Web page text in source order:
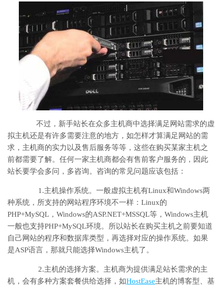
不过，新手站长在众多主机商中选择满足网站需求的虚
拟主机还是有许多需要注意的地方，如怎样才算满足网站的需
求，主机商的实力以及售后服务等等，这些在购买某家主机之
前都需要了解。任何一家主机商都会有售前客户服务的，因此
站长要学会多问，多咨询。咨询的常见问题应该包括：
1.主机操作系统。一般虚拟主机有Linux和Windows两
种系统，所支持的网站程序环境不一样：Linux的
PHP+MySQL，Windows的ASP.NET+MSSQL等，Windows主机
一般也支持PHP+MySQL环境。所以站长在购买主机之前要知道
自己网站的程序和数据库类型，再选择对应的操作系统。如果
是ASP语言，那就只能选择Windows主机了。
2.主机的选择方案。主机商为提供满足站长需求的主
机，会有多种方案套餐供给选择，如HostEase主机的博客型、基